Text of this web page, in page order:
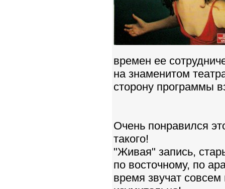
времен ее
на знаменитом
сторону программы
Очень понравился
такого!
"Живая" запись,
по восточному, по
время звучат